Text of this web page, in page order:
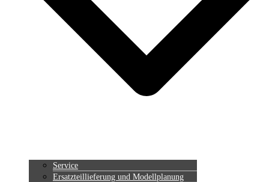
Service
Ersatzteillieferung und Modellplanung